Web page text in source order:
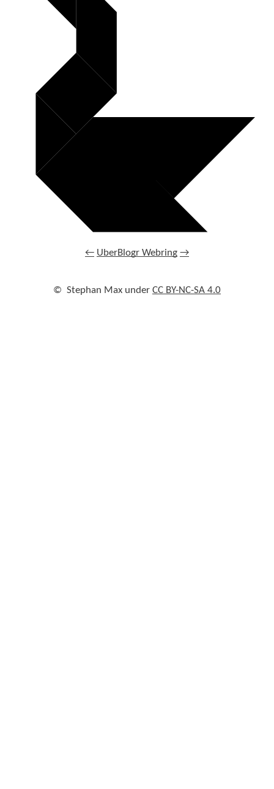
← UberBlogr Webring →
© Stephan Max under CC BY-NC-SA 4.0